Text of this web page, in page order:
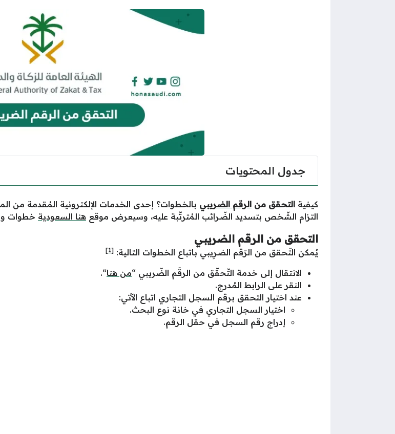
جدول المحتويات
كيفية التحقق من الرقم الضريبي بالخطوات؟ إحدى الخدمات الإلكترونية المُقدمة من
التزام الشّخص بتسديد الضّرائب المُترتّبة عليه، وسيعرض موقع هنا السعودية خطوات
التحقق من الرقم الضريبي
يُمكن التّحقق من الرّقم الضرِيبي باتباع الخطوات التالية: [1]
الانتقال إلى خدمة التّحقّق من الرقَم الضّريبي “من هنا“.
النقر على الرابط المُدرج.
عند اختيار التحقق برقم السجل التجاري اتباع الآتي:
اختيار السجل التجاري في خانة نوع البحث.
إدراج رقم السجل في حقل الرقم.